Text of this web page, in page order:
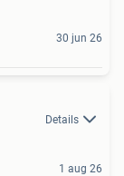
30 jun 26
Details
1 aug 26